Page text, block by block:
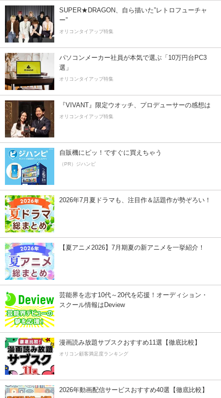
SUPER★DRAGON、自ら描いた”レトロフューチャ
ー”
オリコンタイアップ特集
パソコンメーカー社員が本気で選ぶ「10万円台PC3
選」
オリコンタイアップ特集
『VIVANT』限定ウオッチ、プロデューサーの感想は
オリコンタイアップ特集
自販機にピッ！ですぐに買えちゃう
（PR）ジハンピ
2026年7月夏ドラマも、注目作＆話題作が勢ぞろい！
【夏アニメ2026】7月期夏の新アニメを一挙紹介！
芸能界を志す10代～20代を応援！オーディション・
スクール情報はDeview
漫画読み放題サブスクおすすめ11選【徹底比較】
オリコン顧客満足度ランキング
2026年動画配信サービスおすすめ40選【徹底比較】